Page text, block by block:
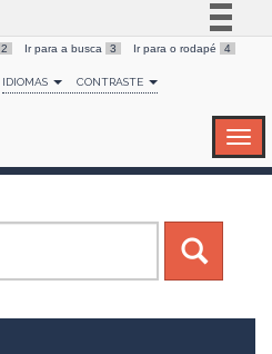
Simplifique!
Comunica BR
Canais
2 Ir para a busca 3 Ir para o rodapé 4
IDIOMAS CONTRASTE